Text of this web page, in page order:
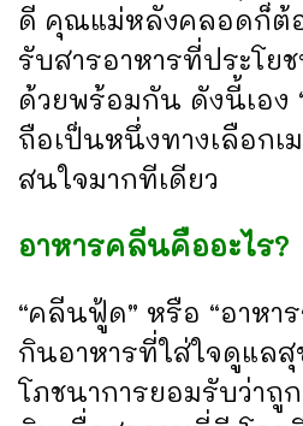
ดี คุณแม่หลังคลอดก็ต้
รับสารอาหารที่ประโย
ด้วยพร้อมกัน ดังนี้เอง
ถือเป็นหนึ่งทางเลือกเ
สนใจมากทีเดียว
อาหารคลีนคืออะไร?
“คลีนฟู้ด” หรือ “อาหา
กินอาหารที่ใส่ใจดูแล
โภชนาการยอมรับว่าถู